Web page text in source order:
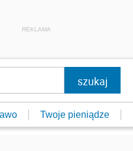
REKLAMA
Twoje pieniądze